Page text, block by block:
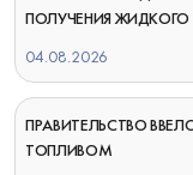
ПОЛУЧЕНИЯ ЖИДКОГО
04.08.2026
ПРАВИТЕЛЬСТВО
ТОПЛИВОМ